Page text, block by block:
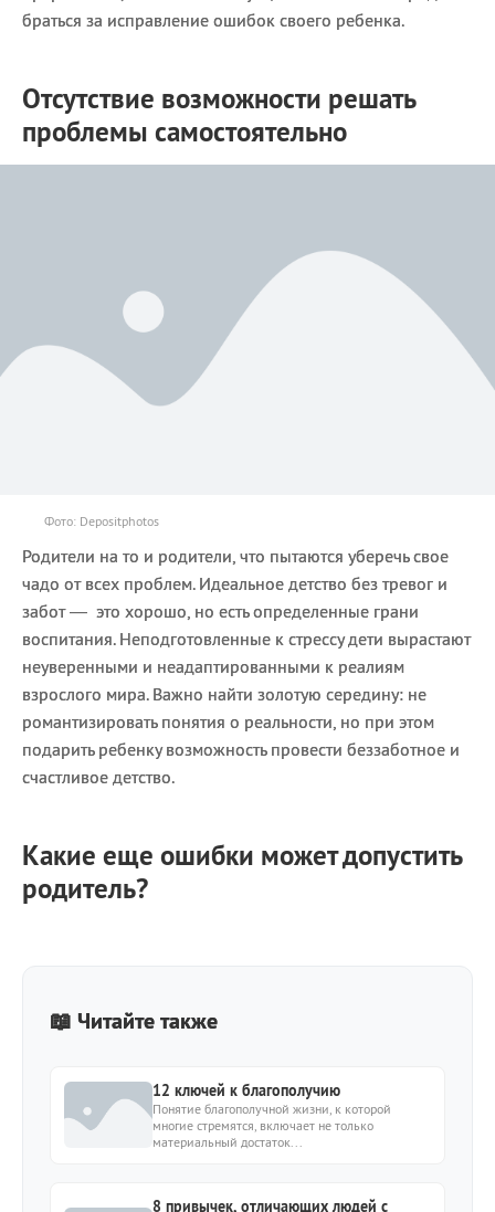
браться за исправление ошибок своего ребенка.
Отсутствие возможности решать
проблемы самостоятельно
Фото: Depositphotos
Родители на то и родители, что пытаются уберечь свое
чадо от всех проблем. Идеальное детство без тревог и
забот — это хорошо, но есть определенные грани
воспитания. Неподготовленные к стрессу дети вырастают
неуверенными и неадаптированными к реалиям
взрослого мира. Важно найти золотую середину: не
романтизировать понятия о реальности, но при этом
подарить ребенку возможность провести беззаботное и
счастливое детство.
Какие еще ошибки может допустить
родитель?
📖 Читайте также
12 ключей к благополучию
Понятие благополучной жизни, к которой
многие стремятся, включает не только
материальный достаток...
8 привычек, отличающих людей с